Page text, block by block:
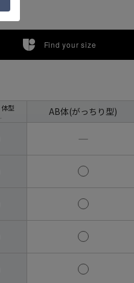
Find your size
体型 AB体(がっちり型)
―